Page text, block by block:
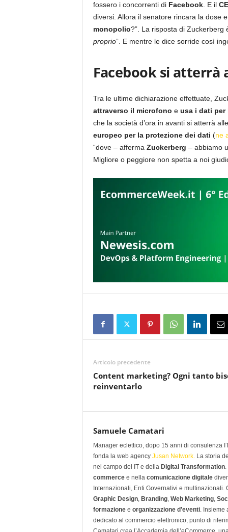
fossero i concorrenti di Facebook. E il
diversi. Allora il senatore rincara la dose
monopolio?”. La risposta di Zuckerberg
proprio”. E mentre le dice sorride così
Facebook si atterrà
Tra le ultime dichiarazione effettuate,
attraverso il microfono e usa i dati
che la società d’ora in avanti si atterrà
europeo per la protezione dei dati (ne
“dove – afferma Zuckerberg – abbiamo
Migliore o peggiore non spetta a noi
Articolo precedente
Content marketing? Ogni tanto
reinventarlo
Samuele Camatari
Manager eclettico, dopo 15 anni di consulenza
fonda la web agency Jusan Network.La storia
nel campo del IT e della Digital Transformation.
commercee nella comunicazione digitale
Internazionali, Enti Governativi e
Graphic Design, Branding, Web Marketing,
formazionee organizzazione d’eventi. Insieme
dedicato al commercio elettronico, punto di